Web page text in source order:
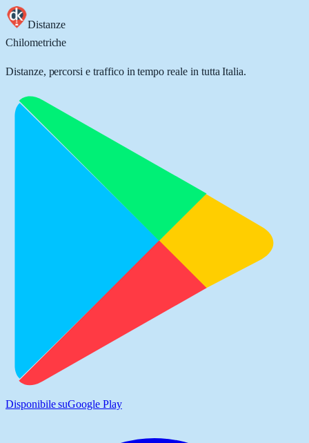
Distanze
Chilometriche
Distanze, percorsi e traffico in tempo reale in tutta Italia.
Disponibile suGoogle Play